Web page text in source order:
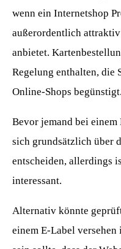
wenn ein Internetshop
außerordentlich
anbietet.
Regelung enthalten, die
Online-Shops begünstigt.
Bevor jemand bei einem
sich grundsätzlich über
entscheiden, allerdings
interessant.
Alternativ könnte
einem E-Label